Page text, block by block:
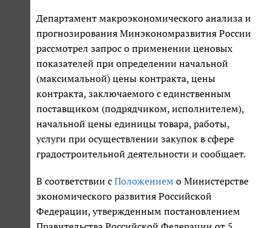
Департамент макроэкономического анализа и
прогнозирования Минэкономразвития России
рассмотрел запрос о применении ценовых
показателей при определении начальной
(максимальной) цены контракта, цены
контракта, заключаемого с единственным
поставщиком (подрядчиком, исполнителем),
начальной цены единицы товара, работы,
услуги при осуществлении закупок в сфере
градостроительной деятельности и сообщает.
В соответствии с Положением о Министерстве
экономического развития Российской
Федерации, утвержденным постановлением